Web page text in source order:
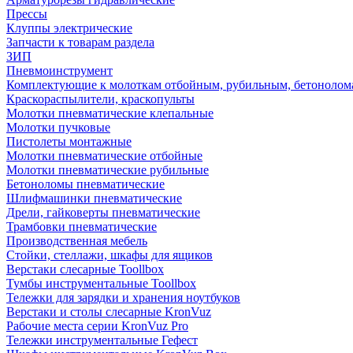
Прессы
Клуппы электрические
Запчасти к товарам раздела
ЗИП
Пневмоинструмент
Комплектующие к молоткам отбойным, рубильным,
Краскораспылители, краскопульты
Молотки пневматические клепальные
Молотки пучковые
Пистолеты монтажные
Молотки пневматические отбойные
Молотки пневматические рубильные
Бетоноломы пневматические
Шлифмашинки пневматические
Дрели, гайковерты пневматические
Трамбовки пневматические
Производственная мебель
Стойки, стеллажи, шкафы для ящиков
Верстаки слесарные Toollbox
Тумбы инструментальные Toollbox
Тележки для зарядки и хранения ноутбуков
Верстаки и столы слесарные KronVuz
Рабочие места серии KronVuz Pro
Тележки инструментальные Гефест